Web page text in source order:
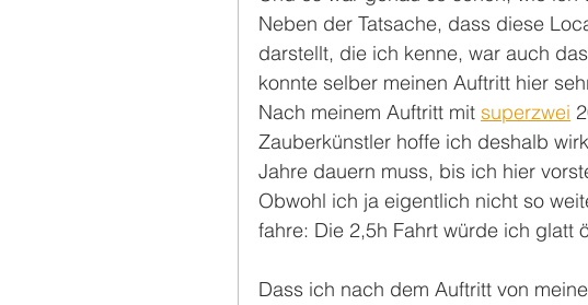
Neben der Tatsache, dass diese
darstellt, die ich kenne, war auch
konnte selber meinen Auftritt hier
Nach meinem Auftritt mit superzwei
Zauberkünstler hoffe ich deshalb
Jahre dauern muss, bis ich hier
Obwohl ich ja eigentlich nicht so
fahre: Die 2,5h Fahrt würde ich glatt
Dass ich nach dem Auftritt von